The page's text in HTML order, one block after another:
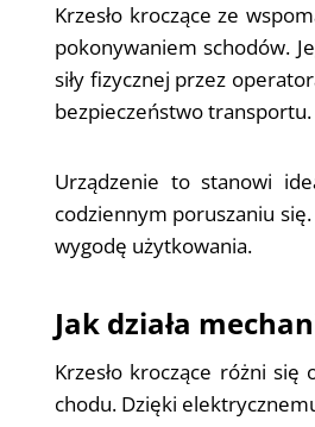
Krzesło kroczące ze
pokonywaniem schodów.
siły fizycznej przez
bezpieczeństwo transportu.
Urządzenie to stanowi
codziennym poruszaniu
wygodę użytkowania.
Jak działa
Krzesło kroczące różni
chodu. Dzięki